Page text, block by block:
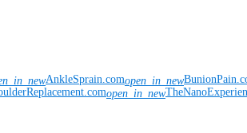
AnkleSprain.comopen_in_new
open_in_new